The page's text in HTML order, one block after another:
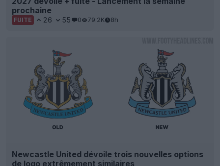
prochaine
FUITE 26 55 0 79.2K 8h
Newcastle United dévoile trois nouvelles options
de logo extrêmement similaires